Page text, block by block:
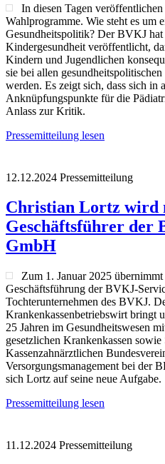
In diesen Tagen
Wahlprogramme. Wie steht es um
Gesundheitspolitik? Der BVKJ
Kindergesundheit veröffentlicht,
Kindern und Jugendlichen
sie bei allen
werden. Es zeigt sich, dass sich in
Anknüpfungspunkte für die
Anlass zur Kritik.
Pressemitteilung lesen
12.12.2024 Pressemitteilung
Christian Lortz wird
Geschäftsführer der
GmbH
Zum 1. Januar 2025
Geschäftsführung der BVKJ-
Tochterunternehmen des BVKJ.
Krankenkassenbetriebswirt bringt
25 Jahren im Gesundheitswesen
gesetzlichen Krankenkassen
Kassenzahnärztlichen
Versorgungsmanagement bei der
sich Lortz auf seine neue Aufgabe.
Pressemitteilung lesen
11.12.2024 Pressemitteilung